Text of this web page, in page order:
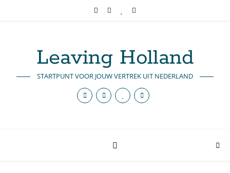
Leaving Holland
STARTPUNT VOOR JOUW VERTREK UIT NEDERLAND